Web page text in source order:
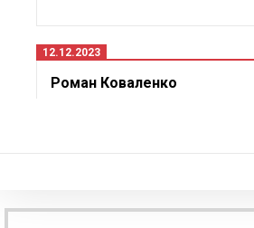
12.12.2023
Роман Коваленко